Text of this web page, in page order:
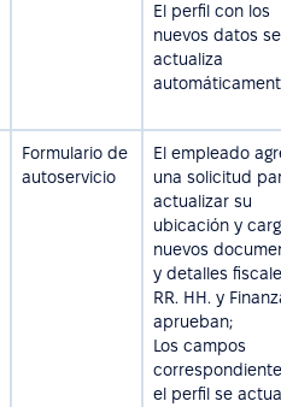
El perfil con los
nuevos datos se
actualiza
Formulario de
autoservicio
El empleado
una solicitud
actualizar su
ubicación y
nuevos
y detalles
RR. HH. y
aprueban;
Los campos
el perfil se